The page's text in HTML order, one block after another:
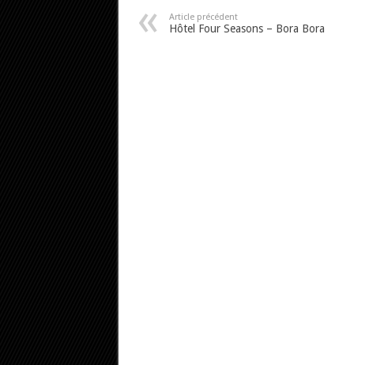
Article précédent
Hôtel Four Seasons – Bora Bora